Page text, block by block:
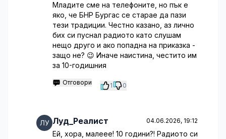
Младите сме на телефоните, но пък е
яко, че БНР Бургас се старае да пази
тези традиции. Честно казано, аз лично
бих си пуснал радиото като слушам
нещо друго и ако попадна на приказка -
защо не? 😉 Иначе наистина, честито им
за 10-годишния
Отговори 1 0
Луд_Реалист 04.06.2026, 19:12
Ей, хора, малеее! 10 години?! Радиото си